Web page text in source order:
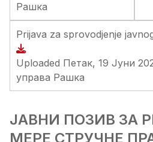
Рашка
Prijava za sprovodjenje
Uploaded Петак, 19 Јуни
управа Рашка
ЈАВНИ ПОЗИВ ЗА
МЕРЕ СТРУЧНЕ